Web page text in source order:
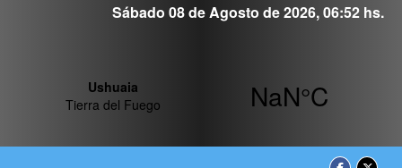
Sábado 08 de Agosto de 2026, 06:52 hs.